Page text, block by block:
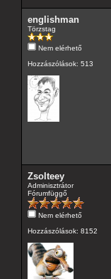
englishman
Törzstag
Nem elérhető
Hozzászólások: 513
Zsolteey
Adminisztrátor
Fórumfüggő
Nem elérhető
Hozzászólások: 8152